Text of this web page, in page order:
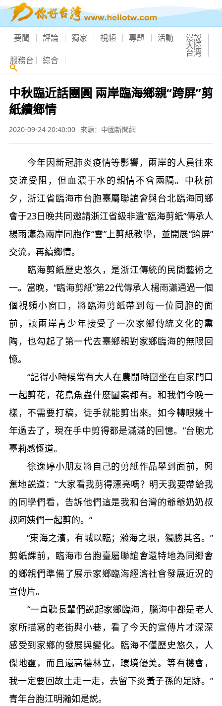
要聞 評論 獨家 視頻 專題 活動 漫説
大陸
台灣
服務台 綜合
中秋臨近話團圓 兩岸臨海鄉親“跨屏”剪
紙續鄉情
2020-09-24 20:40:00 來源：中國新聞網
今年因新冠肺炎疫情等影響，兩岸的人員往來
交流受阻，但血濃于水的親情不會兩隔。中秋前
夕，浙江省臨海市台胞臺屬聯誼會與台北臨海同鄉
會于23日晚共同邀請浙江省級非遺“臨海剪紙”傳承人
楊雨瀟為兩岸同胞作“雲”上剪紙教學，並開展“跨屏”
交流，再續鄉情。
臨海剪紙歷史悠久，是浙江傳統的民間藝術之
一。當晚，“臨海剪紙”第22代傳承人楊雨瀟通過一個
個視頻小窗口，將臨海剪紙帶到每一位同胞的面
前，讓兩岸青少年接受了一次家鄉傳統文化的熏
陶，也勾起了第一代去臺鄉親對家鄉臨海的無限回
憶。
“記得小時候常有大人在農閒時圍坐在自家門口
一起剪花，花鳥魚蟲什麼圖案都有。和我們今晚一
樣，不需要打稿，徒手就能剪出來。如今轉眼幾十
年過去了，現在手中剪得都是滿滿的回憶。”台胞尤
臺莉感慨道。
徐逸婷小朋友將自己的剪紙作品舉到面前，興
奮地説道：“大家看我剪得漂亮嗎？明天我要帶給我
的同學們看，告訴他們這是我和台灣的爺爺奶奶叔
叔阿姨們一起剪的。”
“東海之濱，有城以臨；瀚海之垠，獨勝其名。”
剪紙課前，臨海市台胞臺屬聯誼會還特地為同鄉會
的鄉親們準備了展示家鄉臨海經濟社會發展近況的
宣傳片。
“一直聽長輩們説起家鄉臨海，腦海中都是老人
家所描寫的老街與小巷，看了今天的宣傳片才深深
感受到家鄉的發展與變化。臨海不僅歷史悠久，人
傑地靈，而且還高樓林立，環境優美。等有機會，
我一定要回故土走一走，去留下炎黃子孫的足跡。”
青年台胞江明瀚如是説。